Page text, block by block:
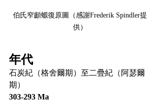
伯氏窄顱螈復原圖（感謝Frederik Spindler提
供）
年代
石炭紀（格舍爾期）至二疊紀（阿瑟爾
期）
303-293 Ma